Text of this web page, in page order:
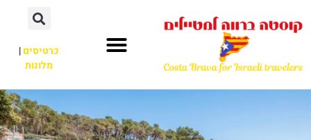
כרטיסים|
מלונות